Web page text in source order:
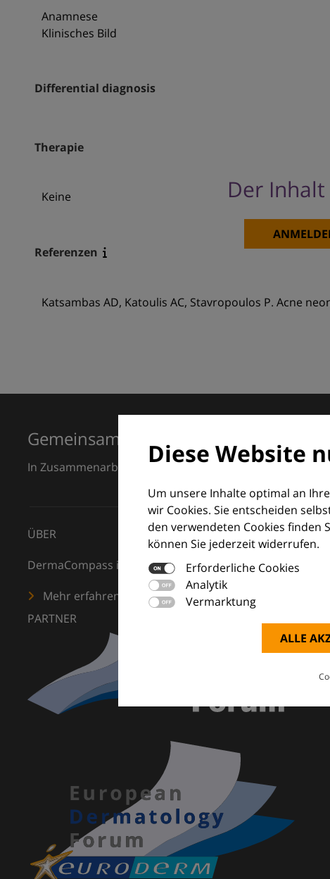
Anamnese
Klinisches Bild
Differential diagnosis
Therapie
Der
Keine
Referenzen
Katsambas AD, Katoulis AC, Stavropoulos P. Acne
Diese Website
Um unsere Inhalte optimal an
wir Cookies. Sie entscheiden
den verwendeten Cookies finden
können Sie jederzeit widerrufen.
Erforderliche Cookies
Analytik
Vermarktung
ALLE
Gemeinsam für Exzellenz in der
In Zusammenarbeit mit dem European Dermatology
ÜBER
DermaCompass ist Ihr digitaler Kompass für die
Mehr erfahren
PARTNER